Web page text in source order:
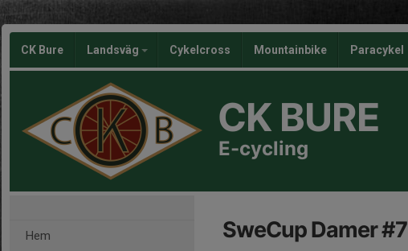
CK Bure Landsväg Cykelcross Mountainbike Paracykel
CK BURE
E-cycling
Hem SweCup Damer #7